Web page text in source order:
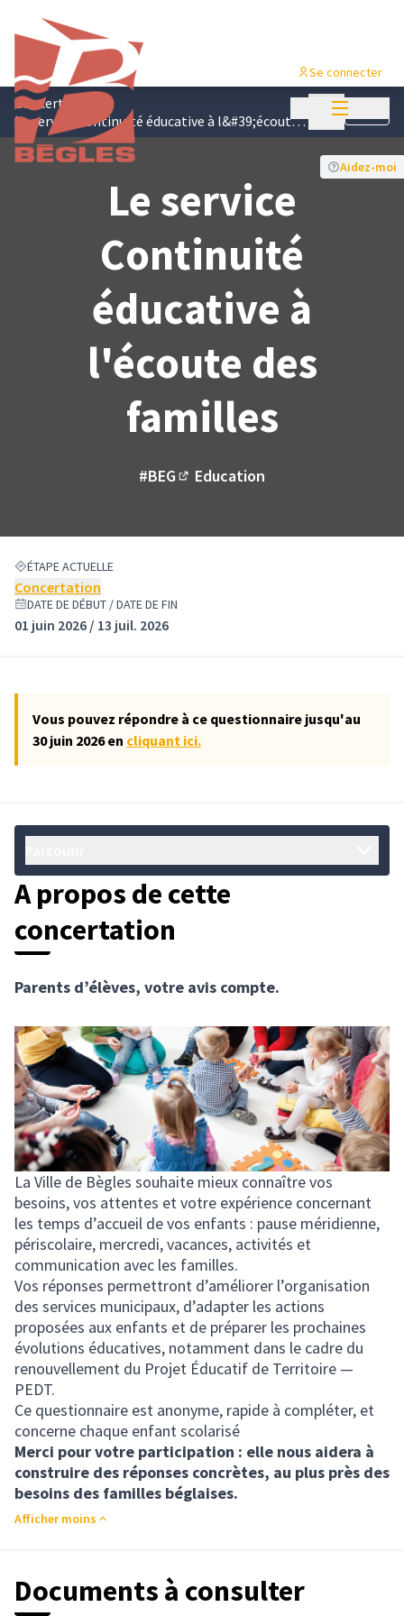
Menu
Se connecter
Concertations
Le service Continuité éducative à l&#39;écoute des familles
Menu Suivre
Aidez-moi
Le service
Continuité
éducative à
l'écoute des
familles
#BEG Education
ÉTAPE ACTUELLE
Concertation
DATE DE DÉBUT / DATE DE FIN
01 juin 2026 / 13 juil. 2026
Vous pouvez répondre à ce questionnaire jusqu'au
30 juin 2026 en cliquant ici.
A propos de cette
concertation
Parents d’élèves, votre avis compte.
La Ville de Bègles souhaite mieux connaître vos
besoins, vos attentes et votre expérience concernant
les temps d’accueil de vos enfants : pause méridienne,
périscolaire, mercredi, vacances, activités et
communication avec les familles.
Vos réponses permettront d’améliorer l’organisation
des services municipaux, d’adapter les actions
proposées aux enfants et de préparer les prochaines
évolutions éducatives, notamment dans le cadre du
renouvellement du Projet Éducatif de Territoire —
PEDT.
Ce questionnaire est anonyme, rapide à compléter, et
concerne chaque enfant scolarisé
Merci pour votre participation : elle nous aidera à
construire des réponses concrètes, au plus près des
besoins des familles béglaises.
Afficher moins
Documents à consulter